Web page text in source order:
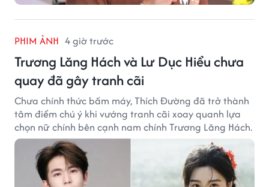
PHIM ẢNH 4 giờ trước
Trương Lăng Hách và Lư Dục Hiểu chưa
quay đã gây tranh cãi
Chưa chính thức bấm máy, Thích Đường đã trở thành
tâm điểm chú ý khi vướng tranh cãi xoay quanh lựa
chọn nữ chính bên cạnh nam chính Trương Lăng Hách.